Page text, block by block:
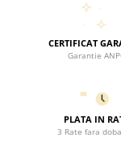
- Lucrat cu
- Potrivit pentru
- Ideal pentru
CERTIFICAT
Garantie
PLATA IN
3 Rate fara